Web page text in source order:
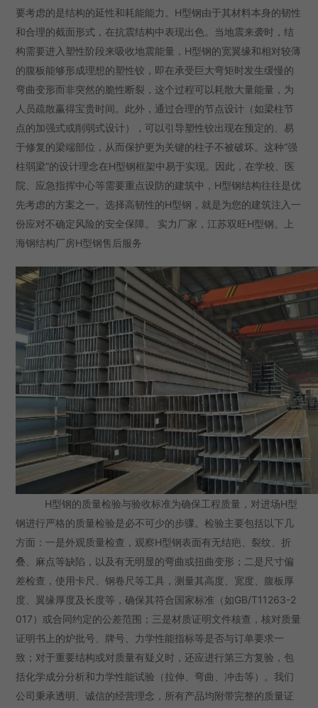
要考虑的是结构的延性和耗能能力。H型钢由于其材料本身的韧性
和合理的截面形式，在抗震结构中表现出色。当地震来袭时，结
构需要进入塑性阶段来吸收地震能量，H型钢的宽翼缘和相对较薄
的腹板能够形成理想的塑性铰，即在承受巨大弯矩时发生缓慢的
弯曲变形而非突然的脆性断裂，这个过程可以耗散大量能量，为
人员疏散赢得宝贵时间。此外，通过合理的节点设计（如梁柱节
点的加强式或削弱式设计），可以引导塑性铰出现在预定的、易
于修复的梁端部位，从而保护更为关键的柱子不被破坏。这种“强
柱弱梁”的设计理念在H型钢框架中易于实现。因此，在学校、医
院、应急指挥中心等需要重点设防的建筑中，H型钢结构往往是优
先考虑的方案之一。选择高韧性的H型钢，就是为您的建筑注入一
份应对不确定风险的安全保障。 实力厂家，江苏双旺H型钢。上
海钢结构厂房H型钢售后服务
H型钢的质量检验与验收标准为确保工程质量，对进场H型
钢进行严格的质量检验是必不可少的步骤。检验主要包括以下几
方面：一是外观质量检查，观察H型钢表面有无结疤、裂纹、折
叠、麻点等缺陷，以及有无明显的弯曲或扭曲变形；二是尺寸偏
差检查，使用卡尺、钢卷尺等工具，测量其高度、宽度、腹板厚
度、翼缘厚度及长度等，确保其符合国家标准（如GB/T11263-2
017）或合同约定的公差范围；三是材质证明文件核查，核对质量
证明书上的炉批号、牌号、力学性能指标等是否与订单要求一
致；对于重要结构或对质量有疑义时，还应进行第三方复验，包
括化学成分分析和力学性能试验（拉伸、弯曲、冲击等）。我们
公司秉承透明、诚信的经营理念，所有产品均附带完整的质量证